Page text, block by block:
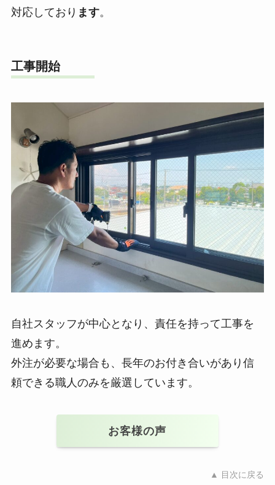
対応しており ます。
工事開始
自社スタッフが中心となり、責任を持って工事を
進めます。
外注が必要な場合も、長年のお付き合いがあり信
頼できる職人のみを厳選しています。
お客様の声
▲ 目次に戻る